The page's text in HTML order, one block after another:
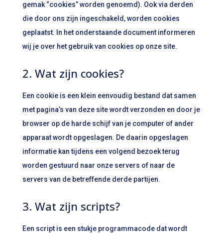
gemak “cookies” worden genoemd). Ook via derden
die door ons zijn ingeschakeld, worden cookies
geplaatst. In het onderstaande document informeren
wij je over het gebruik van cookies op onze site.
2. Wat zijn cookies?
Een cookie is een klein eenvoudig bestand dat samen
met pagina’s van deze site wordt verzonden en door je
browser op de harde schijf van je computer of ander
apparaat wordt opgeslagen. De daarin opgeslagen
informatie kan tijdens een volgend bezoek terug
worden gestuurd naar onze servers of naar de
servers van de betreffende derde partijen.
3. Wat zijn scripts?
Een script is een stukje programmacode dat wordt